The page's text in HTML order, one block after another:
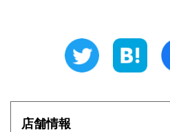
300円
大阪府
店舗情報